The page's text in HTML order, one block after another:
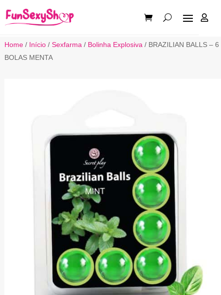

Home/ Início/ Sexfarma / Bolinha Explosiva / BRAZILIAN BALLS – 6
BOLAS MENTA